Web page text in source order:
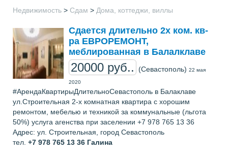
Недвижимость > Сдам > Дома, коттеджи, виллы
Сдается длительно 2х ком. кв-
ра ЕВРОРЕМОНТ,
меблированная в Балалклаве
20000 руб.. (Севастополь) 22 мая
2020
#АрендаКвартирыДлительноСевастополь в Балаклаве
ул.Строительная 2-х комнатная квартира с хорошим
ремонтом, мебелью и техникой за коммунальные (льгота
50%) услуга агенства при заселении +7 978 765 13 36
Адрес: ул. Строительная, город Севастополь
тел. +7 978 765 13 36 Галина